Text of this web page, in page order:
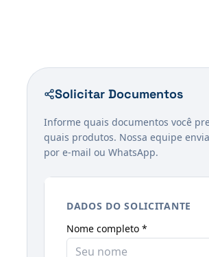
Solicitar Documentos
Informe quais documentos você
quais produtos. Nossa equipe
por e-mail ou WhatsApp.
DADOS DO SOLICITANTE
Nome completo *